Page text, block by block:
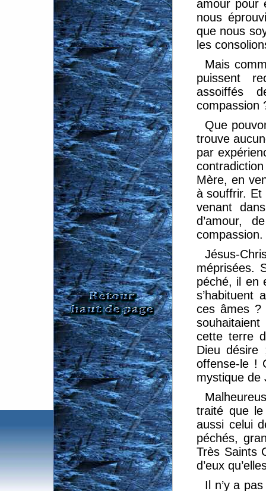
amour pour
nous
que nous
les
Mais
puissent
assoiffés
compassion
Que
trouve
par
Mère, en
à souffrir. Et
venant
d’amour,
compassion.
Jésus-
méprisées.
péché, il en
s’habituent
ces âmes ?
cette terre
Dieu
offense-le !
mystique de
traité que
aussi celui
péchés,
Très Saints
d’eux
Il n’y a